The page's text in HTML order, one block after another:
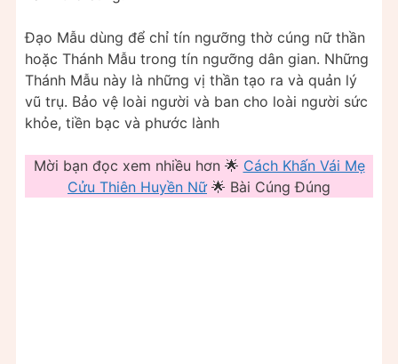
Đạo Mẫu dùng để chỉ tín ngưỡng thờ cúng nữ thần
hoặc Thánh Mẫu trong tín ngưỡng dân gian. Những
Thánh Mẫu này là những vị thần tạo ra và quản lý
vũ trụ. Bảo vệ loài người và ban cho loài người sức
khỏe, tiền bạc và phước lành
Mời bạn đọc xem nhiều hơn 🌟 Cách Khấn Vái Mẹ
Cửu Thiên Huyền Nữ🌟 Bài Cúng Đúng